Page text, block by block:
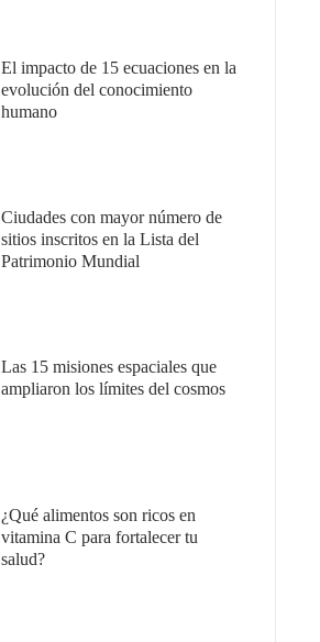
El impacto de 15 ecuaciones en la
evolución del conocimiento
humano
Ciudades con mayor número de
sitios inscritos en la Lista del
Patrimonio Mundial
Las 15 misiones espaciales que
ampliaron los límites del cosmos
¿Qué alimentos son ricos en
vitamina C para fortalecer tu
salud?